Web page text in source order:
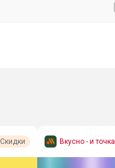
Скидки Вкусно - и точка